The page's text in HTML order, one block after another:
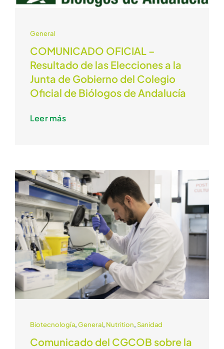
General
COMUNICADO OFICIAL –
Resultado de las Elecciones a la
Junta de Gobierno del Colegio
Oficial de Biólogos de Andalucía
Leer más
Biotecnología,General, Nutrition,Sanidad
Comunicado del CGCOB sobre la